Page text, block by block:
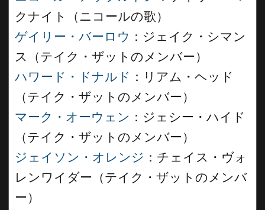
クナイト（ニコールの歌）
ゲイリー・バーロウ ：ジェイク・シマン
ス（テイク・ザットのメンバー）
ハワード・ドナルド ：リアム・ヘッド
（テイク・ザットのメンバー）
マーク・オーウェン ：ジェシー・ハイド
（テイク・ザットのメンバー）
ジェイソン・オレンジ ：チェイス・ヴォ
レンワイダー（テイク・ザットのメンバ
ー）